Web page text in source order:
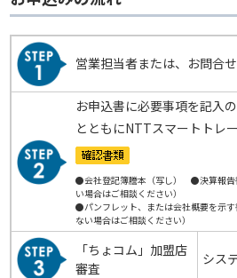
営業担当者または、お問合
お申込書に必要事項を記入
とともにNTTスマートトレ
●会社登記簿謄本（写し） ●決算報告
い場合はご相談ください）
●パンフレット、または会社概要を示
ない場合はご相談ください）
「ちょコム」加盟店
審査
シス